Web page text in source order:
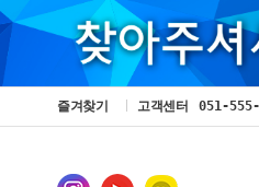
즐겨찾기 고객센터 051-